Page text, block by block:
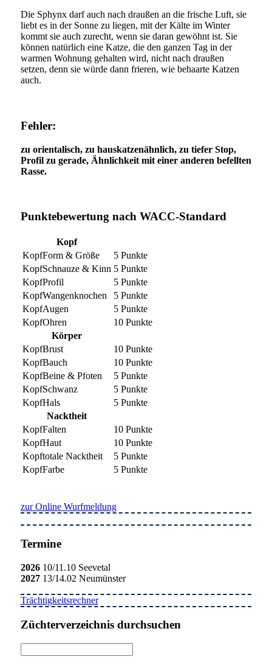
Die Sphynx darf auch nach draußen an die frische Luft, sie
liebt es in der Sonne zu liegen, mit der Kälte im Winter
kommt sie auch zurecht, wenn sie daran gewöhnt ist. Sie
können natürlich eine Katze, die den ganzen Tag in der
warmen Wohnung gehalten wird, nicht nach draußen
setzen, denn sie würde dann frieren, wie behaarte Katzen
auch.
Fehler:
zu orientalisch, zu hauskatzenähnlich, zu tiefer Stop,
Profil zu gerade, Ähnlichkeit mit einer anderen befellten
Rasse.
Punktebewertung nach WACC-Standard
Kopf
Form & Größe
5 Punkte
Schnauze & Kinn 5 Punkte
Profil
5 Punkte
Wangenknochen
5 Punkte
Augen
5 Punkte
Ohren
10 Punkte
Körper
Brust
10 Punkte
Bauch
10 Punkte
Beine & Pfoten
5 Punkte
Schwanz
5 Punkte
Hals
5 Punkte
Nacktheit
Falten
10 Punkte
Haut
10 Punkte
totale Nacktheit
5 Punkte
Farbe
5 Punkte
zur Online Wurfmeldung
Termine
202610/11.10 Seevetal
202713/14.02 Neumünster
Trächtigkeitsrechner
Züchterverzeichnis durchsuchen